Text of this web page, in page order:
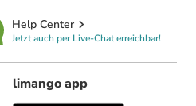
Help Center
Jetzt auch per Live-Chat erreichbar!
limango app